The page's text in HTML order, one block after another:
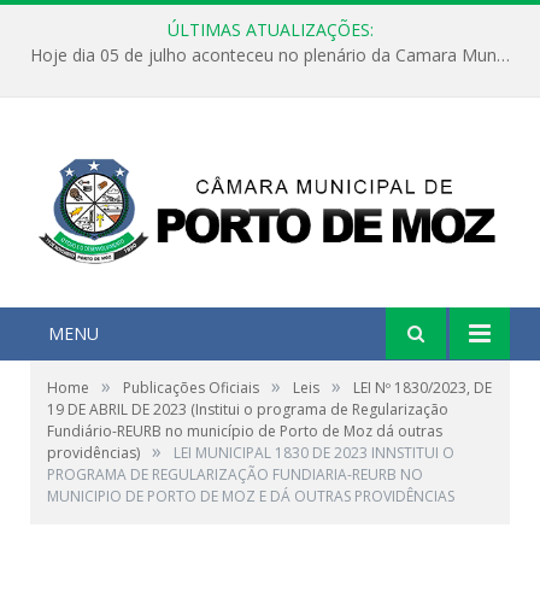
ÚLTIMAS ATUALIZAÇÕES:
Hoje dia 05 de julho aconteceu no plenário da Camara Municipal de Porto de Moz a Sessão Solene de Abertura dos Trabalhos Legislativos 2º Período da 23ª Legislatura
MENU
Home » Publicações Oficiais » Leis »
LEI Nº 1830/2023, DE
19 DE ABRIL DE 2023 (Institui o programa de Regularização
Fundiário-REURB no município de Porto de Moz dá outras
providências) »
LEI MUNICIPAL 1830 DE 2023 INNSTITUI O
PROGRAMA DE REGULARIZAÇÃO FUNDIARIA-REURB NO
MUNICIPIO DE PORTO DE MOZ E DÁ OUTRAS PROVIDÊNCIAS